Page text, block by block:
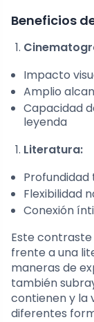
Beneficios
Impacto
Amplio
Capacidad
leyenda
Literatura:
Flexibilidad
Conexión
Este
frente a una
maneras de
también
contienen y la
diferentes